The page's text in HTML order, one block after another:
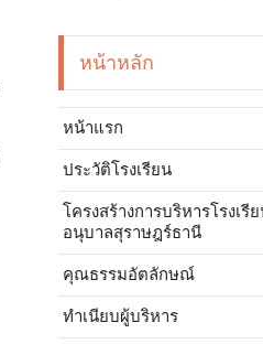
หน้าหลัก
หน้าแรก
ประวัติโรงเรียน
โครงสร้างการบริหารโรงเรี
อนุบาลสุราษฎร์ธานี
คุณธรรมอัตลักษณ์
ทำเนียบผู้บริหาร